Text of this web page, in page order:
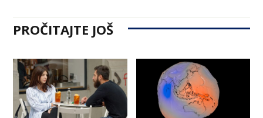
PROČITAJTE JOŠ